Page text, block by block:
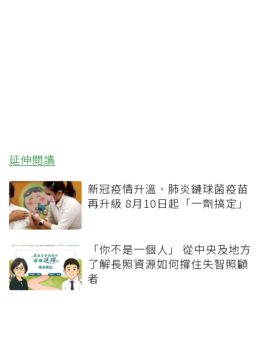
延伸閱讀
新冠疫情升溫、肺炎鏈球菌疫苗
再升級 8月10日起「一劑搞定」
「你不是一個人」 從中央及地方
了解長照資源如何撐住失智照顧
者